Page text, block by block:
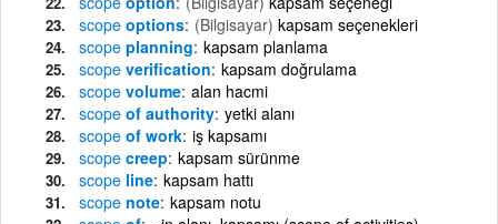
scope options (Bilgisayar) kapsam seçenekleri
scope planning kapsam planlama
scope verification kapsam doğrulama
scope volume alan hacmi
scope of authority yetki alanı
scope of work iş kapsamı
scope creep kapsam sürünme
scope line kapsam hattı
scope note kapsam notu